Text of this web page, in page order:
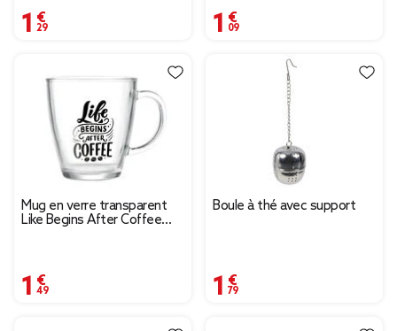
1,29 € 1,09 €
Mug en verre transparent
Like Begins After Coffee
1,49 €
Boule à thé avec support
1,79 €